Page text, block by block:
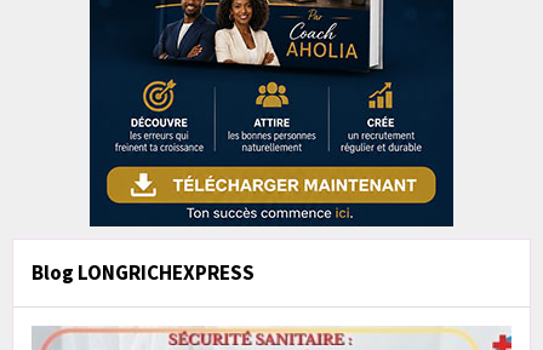
Blog LONGRICHEXPRESS